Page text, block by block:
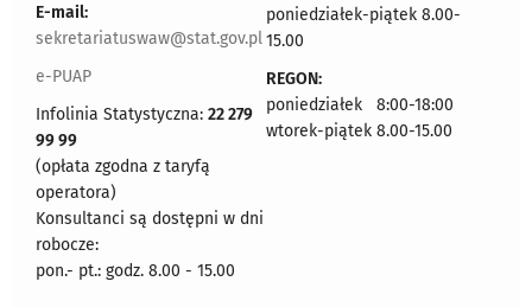
E-mail:
sekretariatuswaw@stat.gov.pl
e-PUAP
Infolinia Statystyczna: 22 279
99 99
(opłata zgodna z taryfą
operatora)
Konsultanci są dostępni w dni
robocze:
pon.- pt.: godz. 8.00 - 15.00
poniedziałek-piątek 8.00-
15.00
REGON:
poniedziałek 8:00-18:00
wtorek-piątek 8.00-15.00